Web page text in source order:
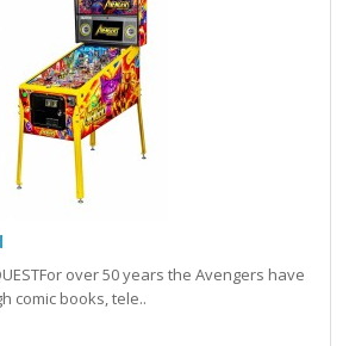
over 50 years the Avengers have
comic books, tele..